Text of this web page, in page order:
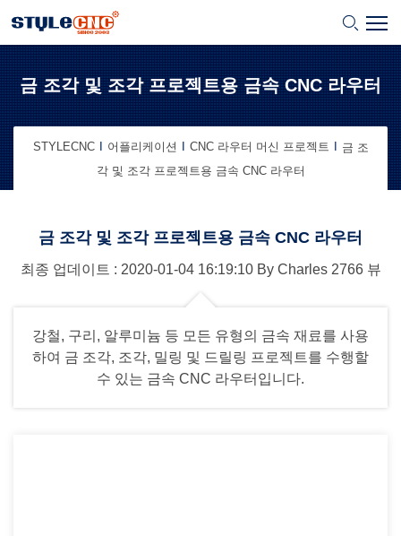
금 조각 및 조각 프로젝트용 금속 CNC 라우터
STYLECNC 어플리케이션 CNC 라우터 머신 프로젝트
금 조
각 및 조각 프로젝트용 금속 CNC 라우터
금 조각 및 조각 프로젝트용 금속 CNC 라우터
최종 업데이트 : 2020-01-04 16:19:10By Charles2766 뷰
강철, 구리, 알루미늄 등 모든 유형의 금속 재료를 사용
하여 금 조각, 조각, 밀링 및 드릴링 프로젝트를 수행할
수 있는 금속 CNC 라우터입니다.